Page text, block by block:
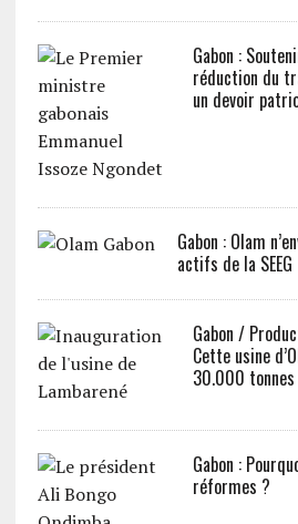
Gabon :
réduction du
un devoir
Gabon : Olam
actifs de la SEEG
Gabon /
Cette usine
30.000
Gabon :
réformes ?